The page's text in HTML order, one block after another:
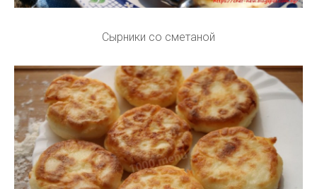
Сырники со сметаной